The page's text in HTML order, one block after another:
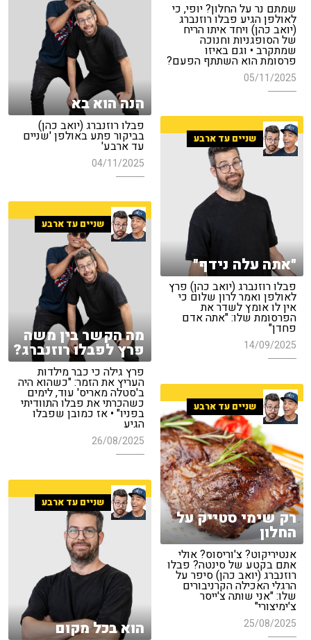
שמתם נר על החלון? יופי, כי
לאולפן הגיע פבלו רוזנברג
(יואב כהן) ויחד איתו הריח
של הסופגניות וחנוכה
שמתקרב • וגם באיזו
פרסומת הוא השתתף הפעם?
05/11/2025
הנה הוא בא
פבלו רוזנברג (יואב כהן)
בביקור פתע באולפן 'שניים
עד ארבע'
04/11/2025
שניים עד ארבע
"אתה עלה נידף"
פבלו רוזנברג (יואב כהן) פרץ
לאולפן ואמר לרון שלום כי
אין לו אומץ לשדר את
הפרסומת שלו: "אתה אדם
פחדן"
14/09/2025
שניים עד ארבע
מה הקשר בין משה
פרץ לפבלו רוזנברג?
פרץ גילה כי כבר מילדות
העריץ את הזמר: "כשהוא היה
ב'סטלה מאריס' עוד, לימים
כשהכרתי את פבלו התוודיתי
בפניו" • אז כמובן שפבלו
הגיע
26/08/2025
שניים עד ארבע
רק שימי סטייק על
החלון
אנטיריקוט? צ'וריסוס? אולי
אתם בקטע של סינטה? פבלו
רוזנברג (יואב כהן) סיפר על
הרגלי האכילה הקרניבורים
שלו: "אני שותה צ'ייסר
צ'ימיצורי"
25/08/2025
שניים עד ארבע
הוא בכל מקום